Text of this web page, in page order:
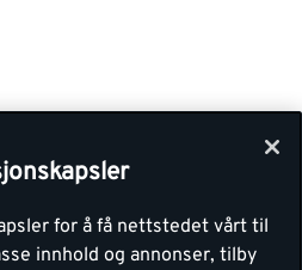
for å få nettstedet vårt til
innhold og annonser, tilby